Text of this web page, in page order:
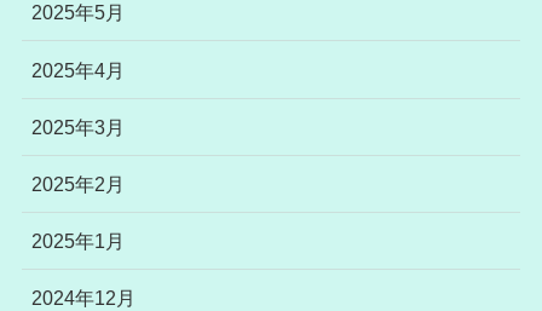
2025年5月
2025年4月
2025年3月
2025年2月
2025年1月
2024年12月